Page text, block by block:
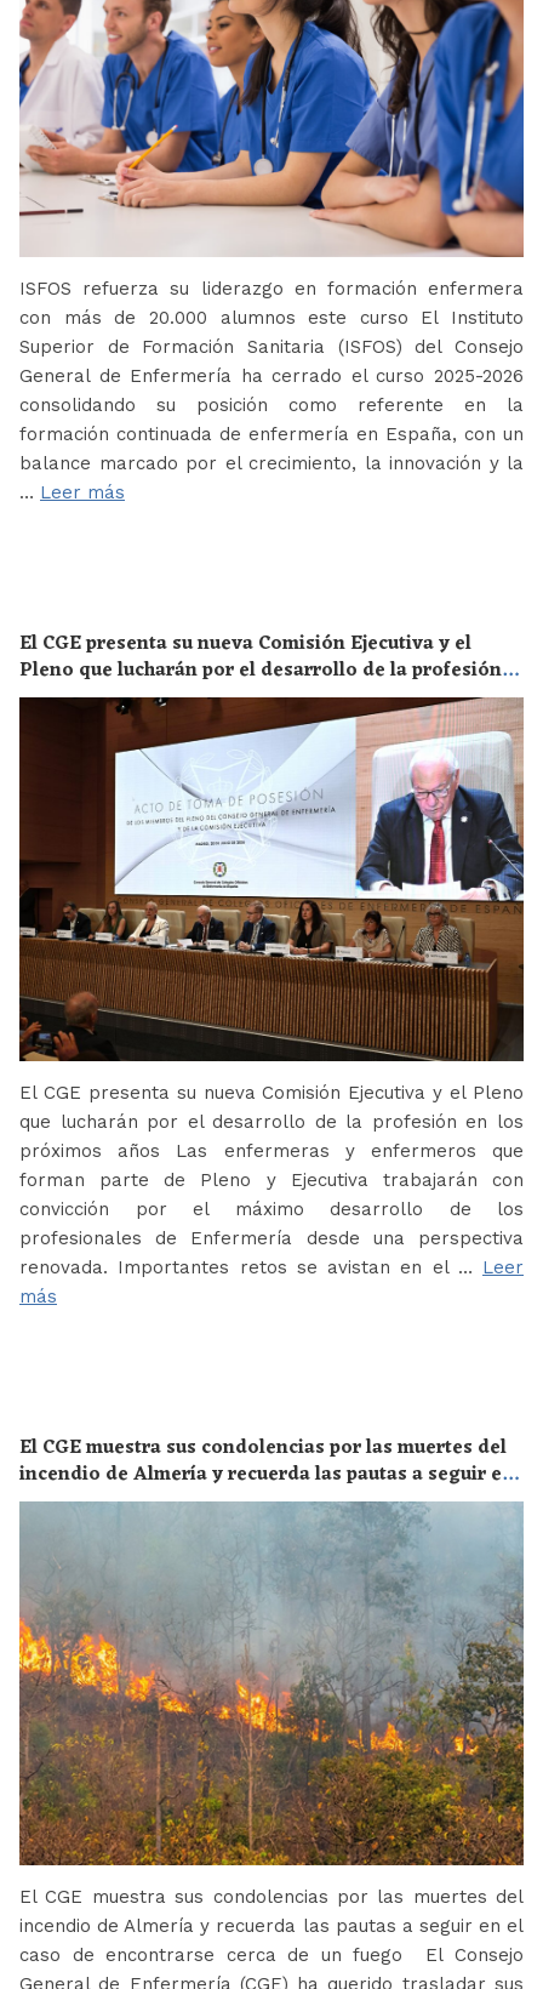
ISFOS refuerza su liderazgo en formación enfermera
con más de 20.000 alumnos este curso El Instituto
Superior de Formación Sanitaria (ISFOS) del Consejo
General de Enfermería ha cerrado el curso 2025-2026
consolidando su posición como referente en la
formación continuada de enfermería en España, con un
balance marcado por el crecimiento, la innovación y la
… Leer más
El CGE presenta su nueva Comisión Ejecutiva y el
Pleno que lucharán por el desarrollo de la profesión
en los próximos años
El CGE presenta su nueva Comisión Ejecutiva y el Pleno
que lucharán por el desarrollo de la profesión en los
próximos años Las enfermeras y enfermeros que
forman parte de Pleno y Ejecutiva trabajarán con
convicción por el máximo desarrollo de los
profesionales de Enfermería desde una perspectiva
renovada. Importantes retos se avistan en el … Leer
más
El CGE muestra sus condolencias por las muertes del
incendio de Almería y recuerda las pautas a seguir en
el caso de encontrarse cerca de un fuego
El CGE muestra sus condolencias por las muertes del
incendio de Almería y recuerda las pautas a seguir en el
caso de encontrarse cerca de un fuego El Consejo
General de Enfermería (CGE) ha querido trasladar sus